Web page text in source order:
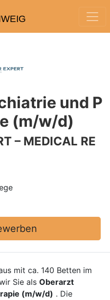
und P
(m/w/d)
– MEDICAL RE
mit ca. 140 Betten im
Sie als Oberarzt
(m/w/d) . Die